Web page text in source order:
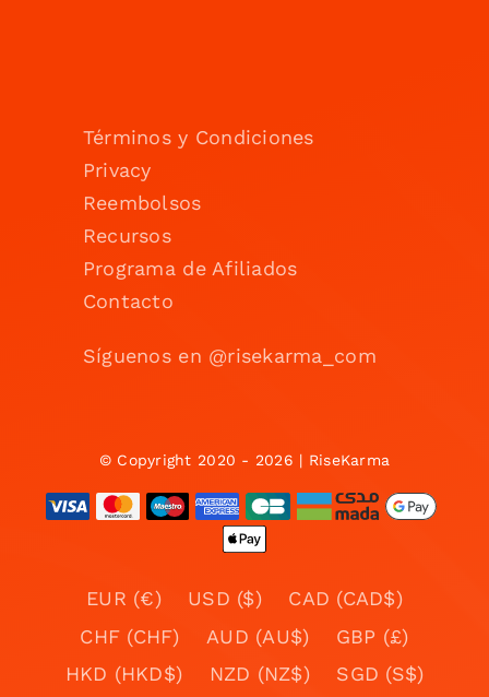
Términos y Condiciones
Privacy
Reembolsos
Recursos
Programa de Afiliados
Contacto
Síguenos en @risekarma_com
© Copyright 2020 - 2026 | RiseKarma
EUR (€) USD ($)
CAD (CAD$)
CHF (CHF)
AUD (AU$)
GBP (£)
HKD (HKD$)
NZD (NZ$)
SGD (S$)